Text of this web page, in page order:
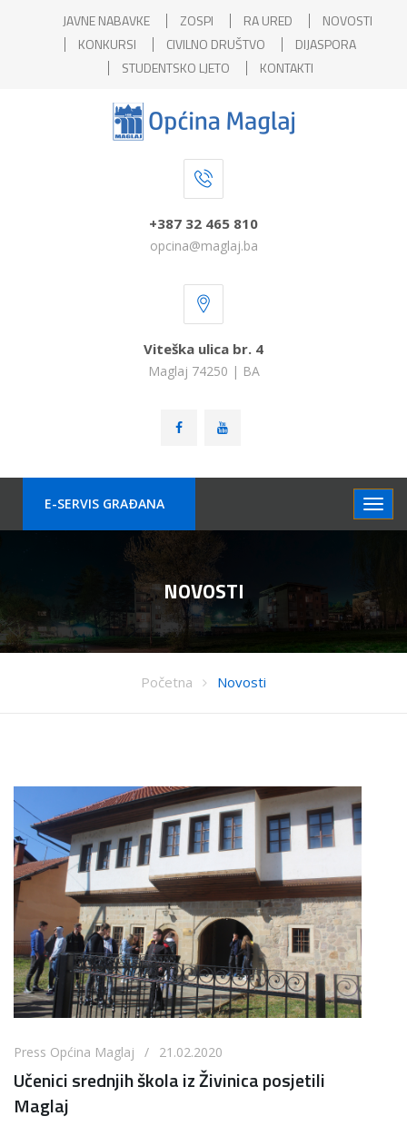
JAVNE NABAVKE ZOSPI RA URED
NOVOSTI
KONKURSI
CIVILNO DRUŠTVO
DIJASPORA
STUDENTSKO LJETO
KONTAKTI
+387 32 465 810
opcina@maglaj.ba
Viteška ulica br. 4
Maglaj 74250 | BA
E-SERVIS GRAÐANA
NOVOSTI
Početna Novosti
Press Općina Maglaj / 21.02.2020
Učenici srednjih škola iz Živinica posjetili
Maglaj